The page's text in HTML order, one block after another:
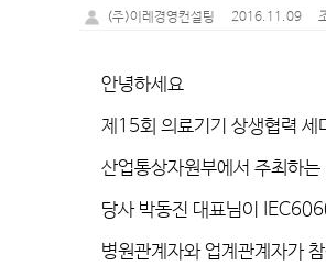
(주)이레경영컨설팅 2016.11.09
안녕하세요
제 15회 의료기기 상생협력 세
산업통상자원부에서 주최하는
당사 박동진 대표님이
병원관계자와 업계관계자가